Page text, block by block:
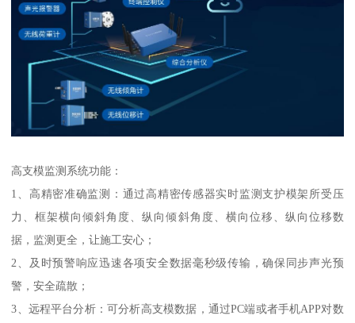
高支模监测系统功能：
1、高精密准确监测：通过高精密传感器实时监测支护模架所受压
力、框架横向倾斜角度、纵向倾斜角度、横向位移、纵向位移数
据，监测更全，让施工安心；
2、及时预警响应迅速各项安全数据毫秒级传输，确保同步声光预
警，安全疏散；
3、远程平台分析：可分析高支模数据，通过PC端或者手机APP对数